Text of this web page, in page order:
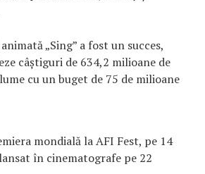
„Sing” a fost un succes,
câștiguri de 634,2 milioane de
cu un buget de 75 de milioane
mondială la AFI Fest, pe 14
în cinematografe pe 22